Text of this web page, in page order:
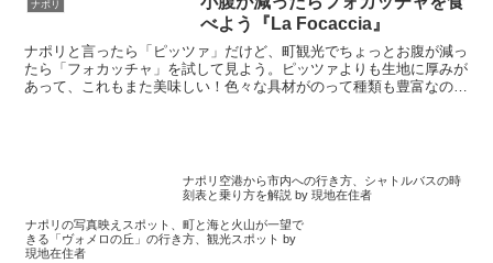
です。地元の人にも人気でナポリ伝統料
理が堪能できます。
ナポリ
べよう『La Focaccia』
ナポリと言ったら「ピッツァ」だけど、町観光でちょっとお腹が減っ
たら「フォカッチャ」を試して見よう。ピッツァよりも生地に厚みが
あって、これもまた美味しい！色々な具材がのって種類も豊富なので
ナポリ空港から市内への行き方、シャトルバスの時
刻表と乗り方を解説 by 現地在住者
ナポリの写真映えスポット、町と海と火山が一望で
きる「ヴォメロの丘」の行き方、観光スポット by
現地在住者